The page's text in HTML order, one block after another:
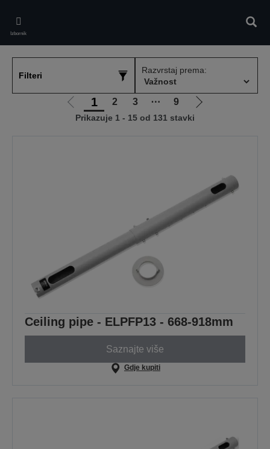
main
content
Izbornik
Filteri
Razvrstaj prema:
Idi
na
1 2 3 ⋯ 9
Idi
Prikazuje 1 - 15 od 131 stavki
Ceiling pipe - ELPFP13 - 668-918mm
Saznajte više
Gdje kupiti